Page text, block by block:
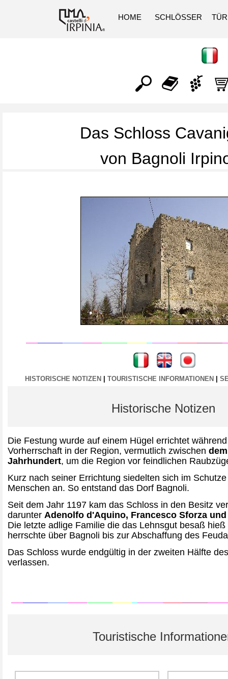
HOME SCHLÖSSER
Das Schloss
von Bagnoli
---- ----
HISTORISCHE NOTIZEN | TOURISTISCHE INFORMATIONEN |
Historische Notizen
Die Festung wurde auf einem Hügel errichtet
Vorherrschaft in der Region, vermutlich zwischen
Jahrhundert, um die Region vor feindlichen
Kurz nach seiner Errichtung siedelten sich im
Menschen an. So entstand das Dorf Bagnoli.
Seit dem Jahr 1197 kam das Schloss in den Besitz
darunter Adenolfo d'Aquino, Francesco Sforza
Die letzte adlige Familie die das Lehnsgut besaß
herrschte über Bagnoli bis zur Abschaffung des
Das Schloss wurde endgültig in der zweiten Hälfte
verlassen.
Touristische